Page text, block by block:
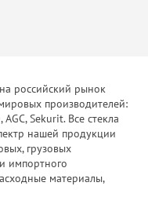
российский рынок
производителей:
AGC, Sekurit. Все стекла
нашей продукции
грузовых
импортного
материалы,